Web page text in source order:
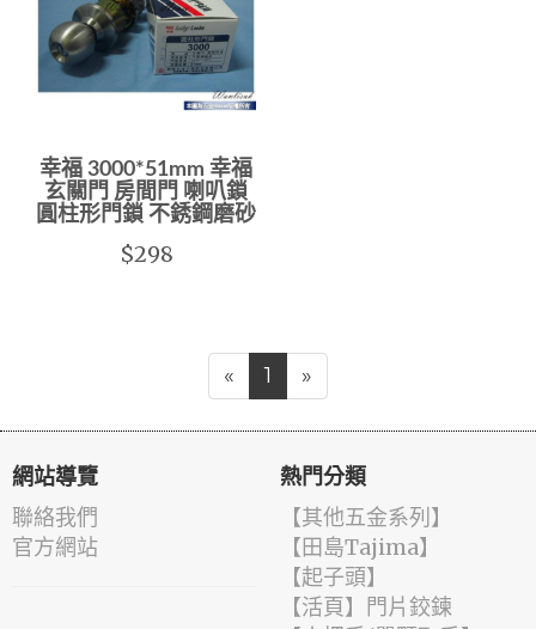
幸福 3000*51mm 幸福
玄關門 房間門 喇叭鎖
圓柱形門鎖 不銹鋼磨砂
$298
« 1 »
網站導覽
聯絡我們
官方網站
熱門分類
【其他五金系列】
【田島Tajima】
【起子頭】
【活頁】門片鉸鍊